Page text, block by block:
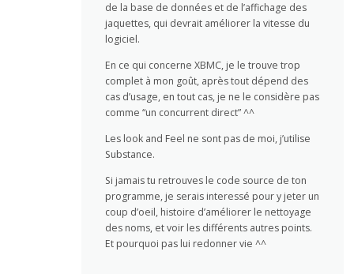
de la base de données et de l’affichage des
jaquettes, qui devrait améliorer la vitesse du
logiciel.
En ce qui concerne XBMC, je le trouve trop
complet à mon goût, après tout dépend des
cas d’usage, en tout cas, je ne le considère pas
comme “un concurrent direct” ^^
Les look and Feel ne sont pas de moi, j’utilise
Substance.
Si jamais tu retrouves le code source de ton
programme, je serais interessé pour y jeter un
coup d’oeil, histoire d’améliorer le nettoyage
des noms, et voir les différents autres points.
Et pourquoi pas lui redonner vie ^^